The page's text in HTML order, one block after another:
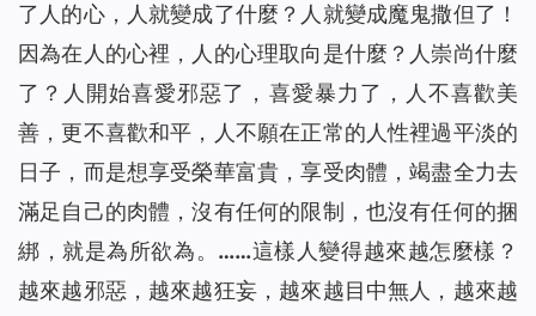
了人的心，人就變成了什麼？人就變成魔鬼撒但了！
因為在人的心裡，人的心理取向是什麼？人崇尚什麼
了？人開始喜愛邪惡了，喜愛暴力了，人不喜歡美
善，更不喜歡和平，人不願在正常的人性裡過平淡的
日子，而是想享受榮華富貴，享受肉體，竭盡全力去
滿足自己的肉體，沒有任何的限制，也沒有任何的捆
綁，就是為所欲為。……這樣人變得越來越怎麼樣？
越來越邪惡，越來越狂妄，越來越目中無人，越來越